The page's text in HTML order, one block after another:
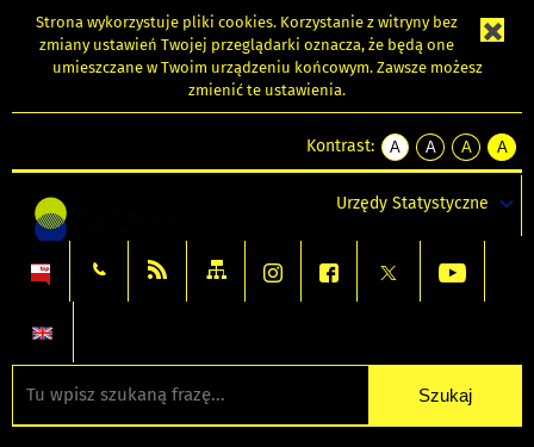
Strona wykorzystuje pliki cookies. Korzystanie z witryny bez
zmiany ustawień Twojej przeglądarki oznacza, że będą one
umieszczane w Twoim urządzeniu końcowym. Zawsze możesz
zmienić te ustawienia.
Kontrast:
A
kontrast
A
kontrast
tekst
czarnym
A
kontrast
tekst
czarnym
A
tekst
żółtym
Urzędy Statystyczne